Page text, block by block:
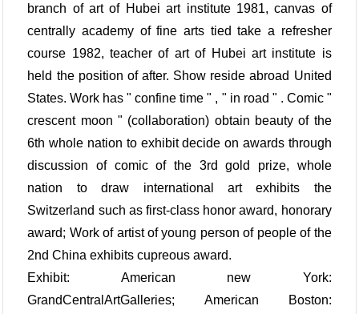
branch of art of Hubei art institute 1981, canvas of
centrally academy of fine arts tied take a refresher
course 1982, teacher of art of Hubei art institute is
held the position of after. Show reside abroad United
States. Work has " confine time " , " in road " . Comic "
crescent moon " (collaboration) obtain beauty of the
6th whole nation to exhibit decide on awards through
discussion of comic of the 3rd gold prize, whole
nation to draw international art exhibits the
Switzerland such as first-class honor award, honorary
award; Work of artist of young person of people of the
2nd China exhibits cupreous award.
Exhibit: American new York:
GrandCentralArtGalleries; American Boston: